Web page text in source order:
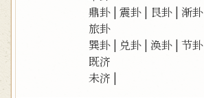
鼎卦 |震卦 | 艮卦 |渐卦
旅卦
巽卦 | 兑卦 |涣卦 |节卦
既济
未济 |